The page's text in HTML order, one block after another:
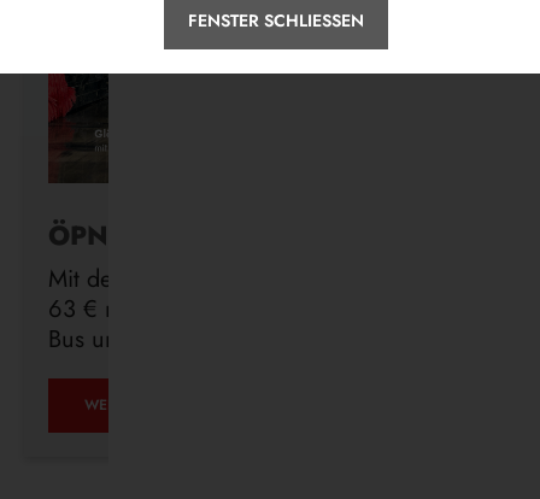
ÖPNV ist, was ihr draus macht.
Mit dem Deutschlandticket sind Sie für
63 € monatlich in ganz Deutschland mit
Bus und Bahn unterwegs.
WEITERLESEN …
FENSTER SCHLIESSEN